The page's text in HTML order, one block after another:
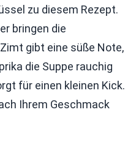
zu diesem Rezept.
bringen die
gibt eine süße Note,
die Suppe rauchig
für einen kleinen Kick.
Ihrem Geschmack